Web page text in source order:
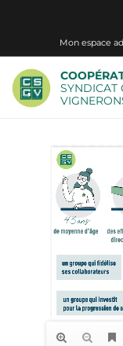
Mon espace
SYNDICAT